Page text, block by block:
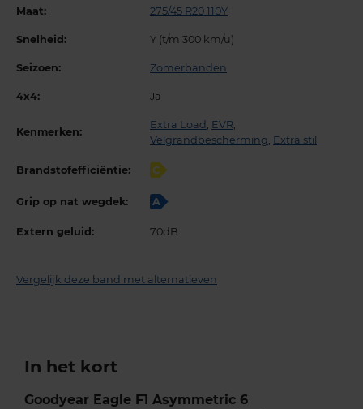
Maat: 275/45 R20 110Y
Snelheid: Y (t/m 300 km/u)
Seizoen: Zomerbanden
4x4: Ja
Kenmerken:
Extra Load , EVR,
Velgrandbescherming, Extra stil
Brandstofefficiëntie: C
Grip op nat wegdek: A
Extern geluid: 70dB
Vergelijk deze band met alternatieven
In het kort
Goodyear Eagle F1 Asymmetric 6